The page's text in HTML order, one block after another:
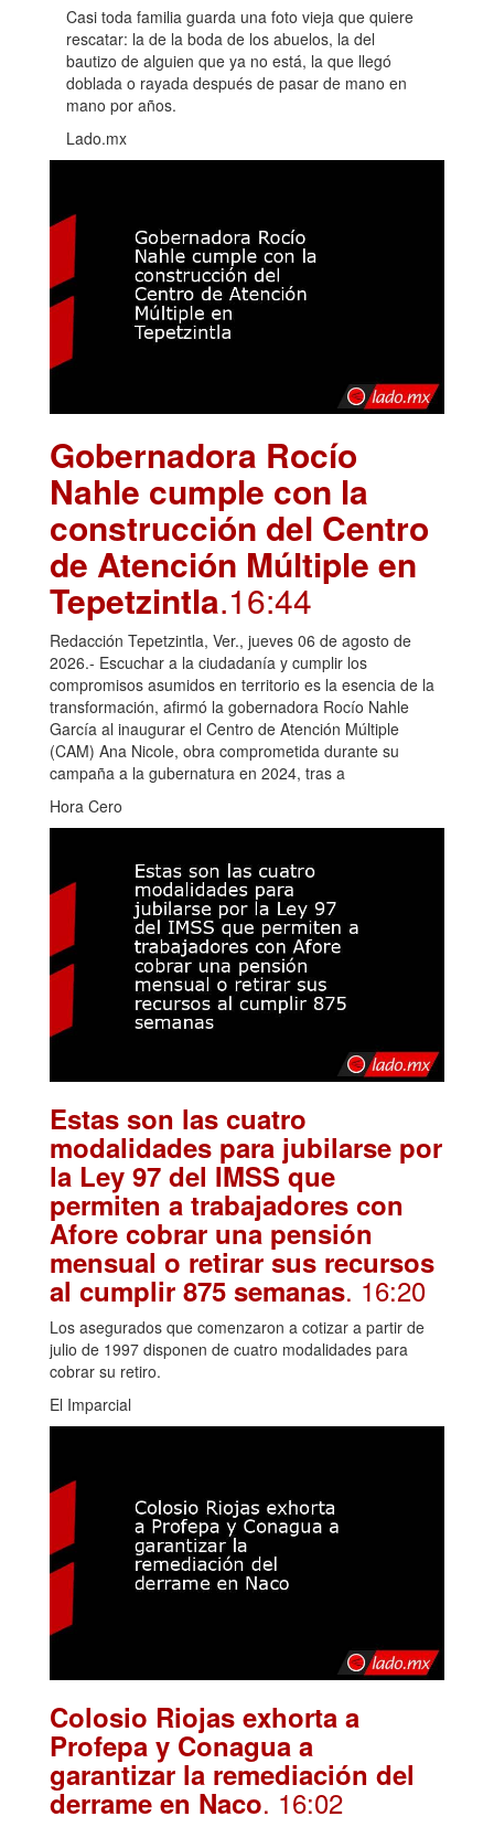
Casi toda familia guarda una foto vieja que quiere
rescatar: la de la boda de los abuelos, la del
bautizo de alguien que ya no está, la que llegó
doblada o rayada después de pasar de mano en
mano por años.
Lado.mx
Gobernadora Rocío
Nahle cumple con la
construcción del Centro
de Atención Múltiple en
Tepetzintla.16:44
Redacción Tepetzintla, Ver., jueves 06 de agosto de
2026.- Escuchar a la ciudadanía y cumplir los
compromisos asumidos en territorio es la esencia de la
transformación, afirmó la gobernadora Rocío Nahle
García al inaugurar el Centro de Atención Múltiple
(CAM) Ana Nicole, obra comprometida durante su
campaña a la gubernatura en 2024, tras a
Hora Cero
Estas son las cuatro
modalidades para jubilarse por
la Ley 97 del IMSS que
permiten a trabajadores con
Afore cobrar una pensión
mensual o retirar sus recursos
al cumplir 875 semanas. 16:20
Los asegurados que comenzaron a cotizar a partir de
julio de 1997 disponen de cuatro modalidades para
cobrar su retiro.
El Imparcial
Colosio Riojas exhorta a
Profepa y Conagua a
garantizar la remediación del
derrame en Naco. 16:02